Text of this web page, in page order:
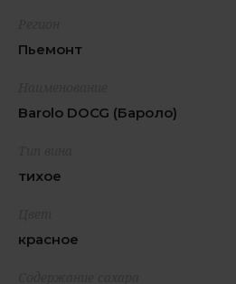
Пьемонт
Barolo DOCG (Бароло)
тихое
красное